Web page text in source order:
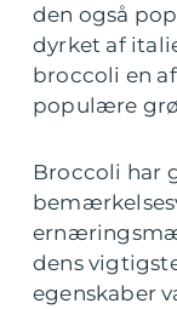
den også
dyrket af
broccoli en
populære
Broccoli har
dens
egenskaber